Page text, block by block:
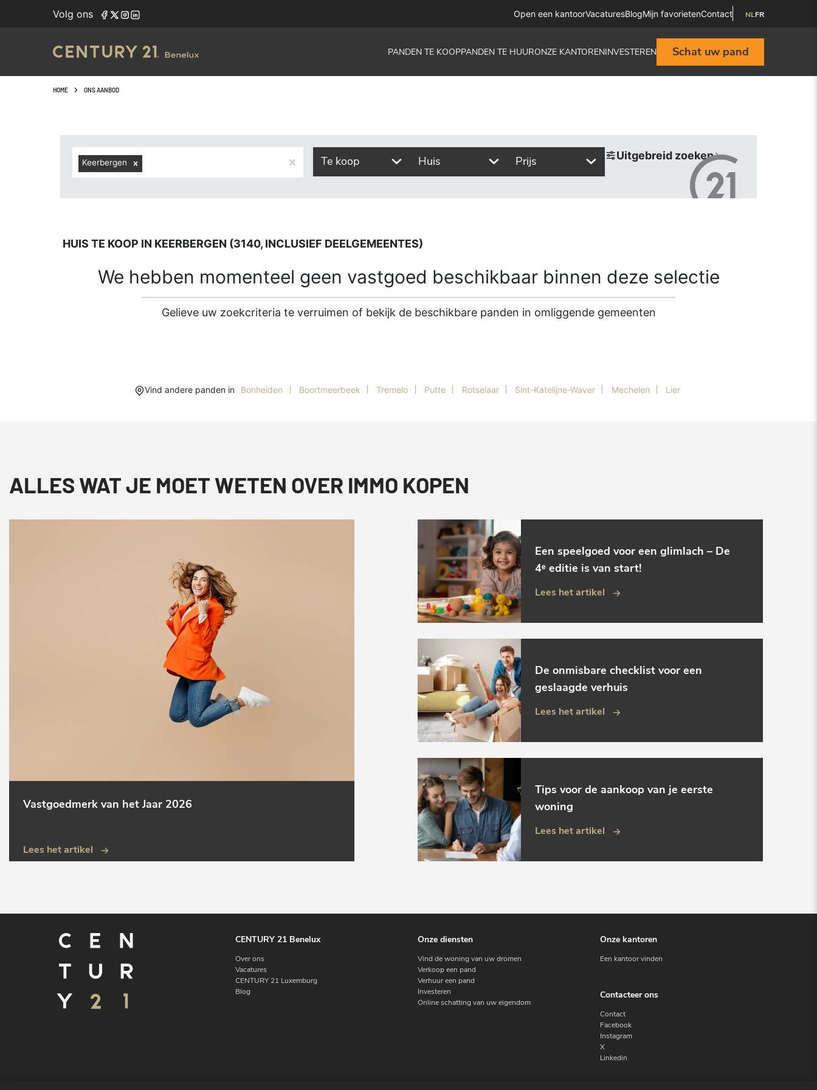
Volg ons Open een kantoorVacaturesBlogMijn favorietenContact NLFR
PANDEN TE KOOPPANDEN TE HUURONZE KANTORENINVESTEREN Schat uw pand
HOME ONS AANBOD
Keerbergen Te koop Huis Prijs Uitgebreid zoeken
HUIS TE KOOP IN KEERBERGEN (3140, INCLUSIEF DEELGEMEENTES)
We hebben momenteel geen vastgoed beschikbaar binnen deze selectie
Gelieve uw zoekcriteria te verruimen of bekijk de beschikbare panden in omliggende gemeenten
Vind andere panden in Bonheiden Boortmeerbeek Tremelo Putte Rotselaar Sint-Katelijne-Waver Mechelen Lier
ALLES WAT JE MOET WETEN OVER IMMO KOPEN
Vastgoedmerk van het Jaar 2026
Lees het artikel
Een speelgoed voor een glimlach – De
4ᵉ editie is van start!
Lees het artikel
De onmisbare checklist voor een
geslaagde verhuis
Lees het artikel
Tips voor de aankoop van je eerste
woning
Lees het artikel
CENTURY 21 Benelux
Over ons
Vacatures
CENTURY 21 Luxemburg
Blog
Onze diensten
Vind de woning van uw dromen
Verkoop een pand
Verhuur een pand
Investeren
Online schatting van uw eigendom
Onze kantoren
Een kantoor vinden
Contacteer ons
Contact
Facebook
Instagram
X
Linkedin
Navigated to Huis te koop in Keerbergen (3140, inclusief deelgemeentes)